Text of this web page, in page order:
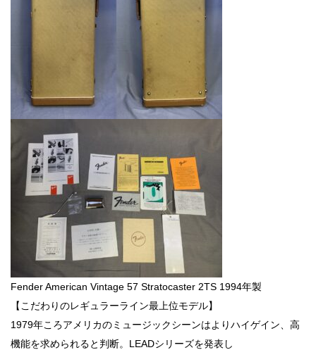
Fender American Vintage 57 Stratocaster 2TS 1994年製
【こだわりのレギュラーライン最上位モデル】
1979年ころアメリカのミュージックシーンはよりハイゲイン、高
機能を求められると判断。LEADシリーズを発表し